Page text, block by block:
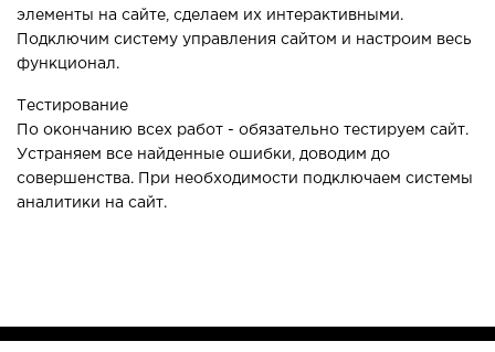
элементы на сайте, сделаем их интерактивными.
Подключим систему управления сайтом и настроим весь
функционал.
Тестирование
По окончанию всех работ - обязательно тестируем сайт.
Устраняем все найденные ошибки, доводим до
совершенства. При необходимости подключаем системы
аналитики на сайт.